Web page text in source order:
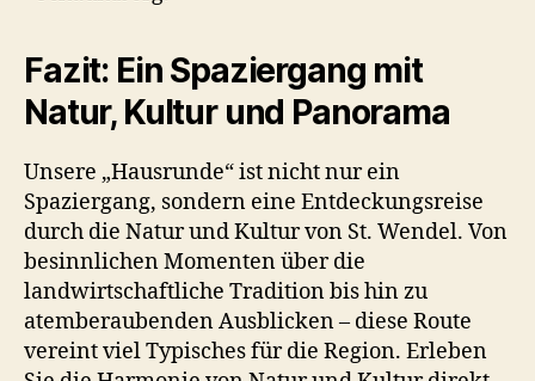
Fazit: Ein Spaziergang mit
Natur, Kultur und Panorama
Unsere „Hausrunde“ ist nicht nur ein
Spaziergang, sondern eine Entdeckungsreise
durch die Natur und Kultur von St. Wendel. Von
besinnlichen Momenten über die
landwirtschaftliche Tradition bis hin zu
atemberaubenden Ausblicken – diese Route
vereint viel Typisches für die Region. Erleben